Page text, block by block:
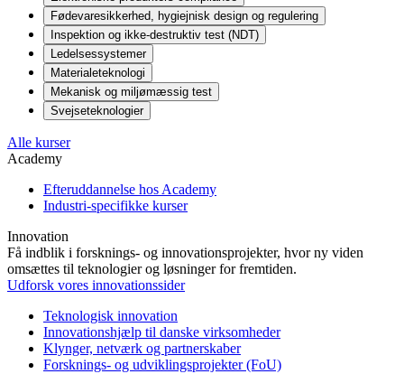
Fødevaresikkerhed, hygiejnisk design og regulering
Inspektion og ikke-destruktiv test (NDT)
Ledelsessystemer
Materialeteknologi
Mekanisk og miljømæssig test
Svejseteknologier
Alle kurser
Academy
Efteruddannelse hos Academy
Industri-specifikke kurser
Innovation
Få indblik i forsknings- og innovationsprojekter, hvor ny viden
omsættes til teknologier og løsninger for fremtiden.
Udforsk vores innovationssider
Teknologisk innovation
Innovationshjælp til danske virksomheder
Klynger, netværk og partnerskaber
Forsknings- og udviklingsprojekter (FoU)